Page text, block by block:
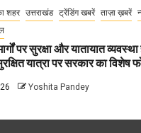
शहर उत्तराखंड ट्रेंडिंग खबरें ताज़ा ख़बरें
पर सुरक्षा और यातायात
यात्रा पर सरकार का विशेष
Yoshita Pandey